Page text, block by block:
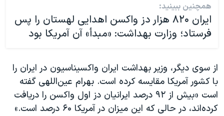
همچنین ببینید:
ایران ۸۲۰ هزار دز واکسن اهدایی لهستان را پس
فرستاد؛ وزارت بهداشت: «مبدأ» آن آمریکا بود
از سوی دیگر، وزیر بهداشت ایران واکسیناسیون در ایران را
با کشور آمریکا مقایسه کرده است. بهرام عین‌اللهی گفته
است «بیش از ۹۲ درصد ایرانیان دز اول واکسن را دریافت
کرده‌اند، در حالی که این میزان در آمریکا ۶۰ درصد است.»